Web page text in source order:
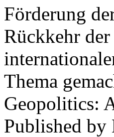
Förderung
Rückkehr
Thema
Geopolitics:
Published